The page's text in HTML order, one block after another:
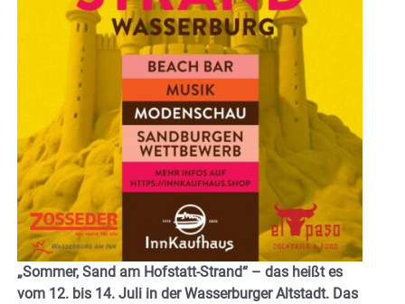
„Sommer, Sand am Hofstatt-Strand“ – das heißt es
vom 12. bis 14. Juli in der Wasserburger Altstadt. Das